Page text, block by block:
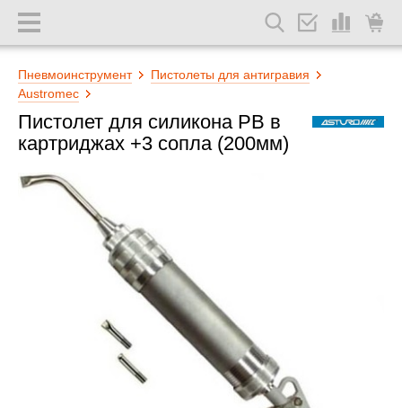
Пневмоинструмент
Пистолеты для антигравия
Austromec
Пистолет для силикона PB в
картриджах +3 сопла (200мм)